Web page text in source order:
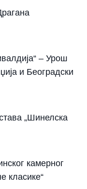
– Урош
и Београдски
„Шинелска
камерног
класике“